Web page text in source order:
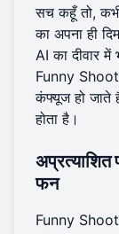
सच कहूँ तो,
का अपना ही
AI का दीवार में
Funny
कंफ्यूज हो जाते
होता है।
अप्रत्याशित
फन
Funny